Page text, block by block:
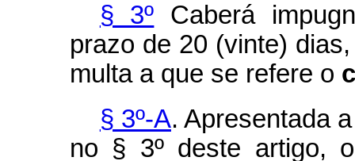
§ 3º Caberá
prazo de 20 (vinte)
multa a que se refere o
§ 3º-A. Apresentada
no § 3º deste artigo,